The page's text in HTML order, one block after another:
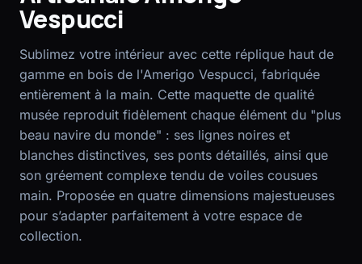
Vespucci
Sublimez votre intérieur avec cette réplique haut de
gamme en bois de l'Amerigo Vespucci, fabriquée
entièrement à la main. Cette maquette de qualité
musée reproduit fidèlement chaque élément du "plus
beau navire du monde" : ses lignes noires et
blanches distinctives, ses ponts détaillés, ainsi que
son gréement complexe tendu de voiles cousues
main. Proposée en quatre dimensions majestueuses
pour s’adapter parfaitement à votre espace de
collection.